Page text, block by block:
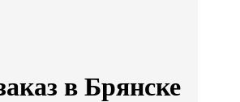
в Брянске